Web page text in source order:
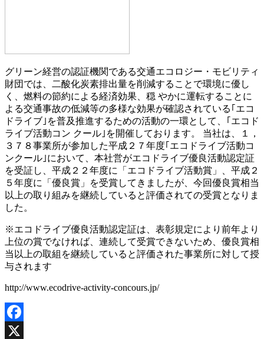
グリーン経営の認証機関である交通エコロジー・モビリティ
財団では、二酸化炭素排出量を削減することで環境に優し
く、燃料の節約による経済効果、穏 やかに運転することに
よる交通事故の低減等の多様な効果が確認されている｢エコ
ドライブ｣を普及推進するための活動の一環として、｢エコド
ライブ活動コン クール｣を開催しております。 当社は、１，
３７８事業所が参加した平成２７年度｢エコドライブ活動コ
ンクール｣において、本社営がエコドライブ優良活動認定証
を受証し、平成２２年度に「エコドライブ活動賞」、平成２
５年度に「優良賞」を受賞してきましたが、今回優良賞相当
以上の取り組みを継続していると評価されての受賞となりま
した。
※エコドライブ優良活動認定証は、表彰規定により前年より
上位の賞でなければ、連続して受賞できないため、優良賞相
当以上の取組を継続していると評価された事業所に対して授
与されます
http://www.ecodrive-activity-concours.jp/
Facebook